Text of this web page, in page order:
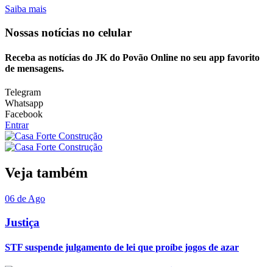
Saiba mais
Nossas notícias no celular
Receba as notícias do JK do Povão Online no seu app favorito
de mensagens.
Telegram
Whatsapp
Facebook
Entrar
Veja também
06 de Ago
Justiça
STF suspende julgamento de lei que proíbe jogos de azar